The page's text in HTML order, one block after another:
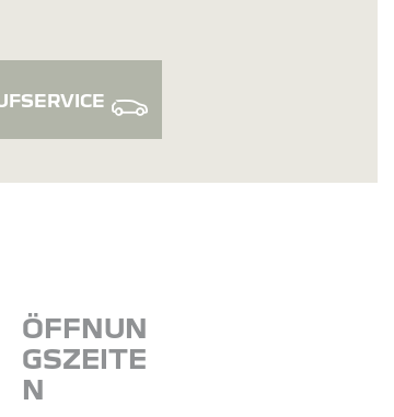
ÖFFNUN
GSZEITE
N